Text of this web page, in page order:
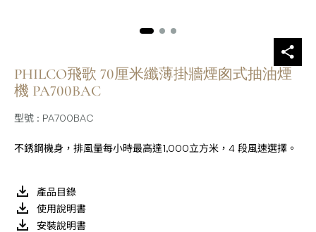
PHILCO飛歌 70厘米纖薄掛牆煙囪式抽油煙
機 PA700BAC
型號 : PA700BAC
不銹鋼機身，排風量每小時最高達1,000立方米，4 段風速選擇。
產品目錄
使用說明書
安裝說明書